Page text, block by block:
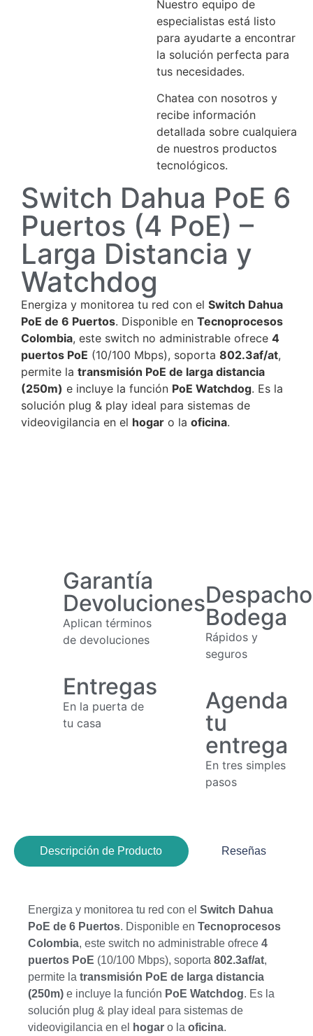
Nuestro equipo de
especialistas está listo
para ayudarte a encontrar
la solución perfecta para
tus necesidades.
Chatea con nosotros y
recibe información
detallada sobre cualquiera
de nuestros productos
tecnológicos.
Switch Dahua PoE 6
Puertos (4 PoE) –
Larga Distancia y
Watchdog
Energiza y monitorea tu red con el Switch Dahua
PoE de 6 Puertos. Disponible en Tecnoprocesos
Colombia, este switch no administrable ofrece 4
puertos PoE (10/100 Mbps), soporta 802.3af/at,
permite la transmisión PoE de larga distancia
(250m) e incluye la función PoE Watchdog. Es la
solución plug & play ideal para sistemas de
videovigilancia en el hogar o la oficina.
Garantía
Devoluciones
Aplican términos
de devoluciones
Bodega
Rápidos y
seguros
Entregas
En la puerta de
tu casa
Agenda
tu
entrega
En tres simples
pasos
Descripción de Producto Reseñas
Energiza y monitorea tu red con el Switch Dahua
PoE de 6 Puertos. Disponible en Tecnoprocesos
Colombia, este switch no administrable ofrece 4
puertos PoE (10/100 Mbps), soporta 802.3af/at,
permite la transmisión PoE de larga distancia
(250m) e incluye la función PoE Watchdog. Es la
solución plug & play ideal para sistemas de
videovigilancia en el
hogar o la oficina.